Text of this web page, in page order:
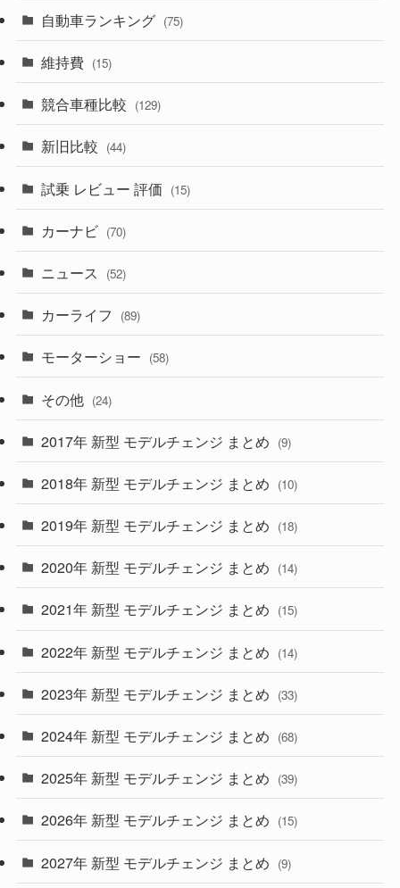
(357)
(328)
(194)
(230)
(253)
(242)
(85)
(84)
(14)
(222)
(50)
(43)
(6)
(9)
(4)
(30)
(27)
(58)
(28)
(27)
(26)
(33)
(10)
(35)
(10)
(9)
(22)
(4)
(9)
(4)
(8)
(3)
(3)
(5)
(1)
(21)
(5)
(7)
(5)
自動車ランキング (75)
維持費 (15)
競合車種比較 (129)
新旧比較 (44)
試乗 レビュー 評価 (15)
カーナビ (70)
ニュース (52)
カーライフ (89)
モーターショー (58)
その他 (24)
2017年 新型 モデルチェンジ まとめ (9)
2018年 新型 モデルチェンジ まとめ (10)
2019年 新型 モデルチェンジ まとめ (18)
2020年 新型 モデルチェンジ まとめ (14)
2021年 新型 モデルチェンジ まとめ (15)
2022年 新型 モデルチェンジ まとめ (14)
2023年 新型 モデルチェンジ まとめ (33)
2024年 新型 モデルチェンジ まとめ (68)
2025年 新型 モデルチェンジ まとめ (39)
2026年 新型 モデルチェンジ まとめ (15)
2027年 新型 モデルチェンジ まとめ (9)